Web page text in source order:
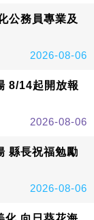
公務員專業及
2026-08-06
8/14起開放報
2026-08-06
縣長祝福勉勵
2026-08-06